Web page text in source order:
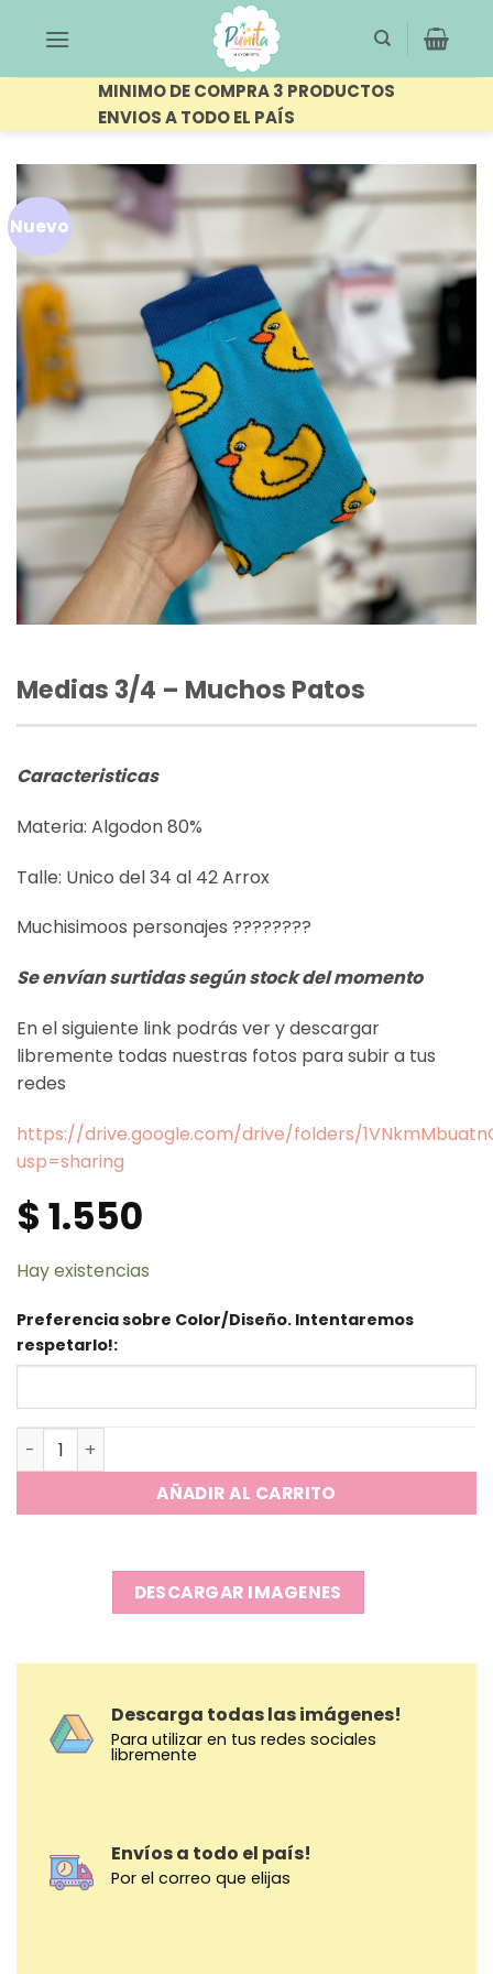
MINIMO DE COMPRA 3 PRODUCTOS
ENVIOS A TODO EL PAÍS
Nuevo
Medias 3/4 – Muchos Patos
Caracteristicas
Materia: Algodon 80%
Talle: Unico del 34 al 42 Arrox
Muchisimoos personajes ????????
Se envían surtidas según stock del momento
En el siguiente link podrás ver y descargar
libremente todas nuestras fotos para subir a tus
redes
https://drive.google.com/drive/folders/
usp=sharing
$1.550
Hay existencias
Preferencia sobre Color/Diseño. Intentaremos
respetarlo!:
Medias 3/4 - Muchos Patos cantidad
AÑADIR AL CARRITO
DESCARGAR IMAGENES
Descarga todas las imágenes!
Para utilizar en tus redes sociales
libremente
Envíos a todo el país!
Por el correo que elijas